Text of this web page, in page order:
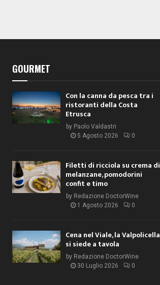
GOURMET
Con la canna da pesca tra i
ristoranti della Costa
Etrusca
by Paolo Valdastri
5 Agosto 2026
0
Filetti di ricciola su crema di
melanzane, pomodorini
confit e timo
by Redazione DoctorWine
1 Agosto 2026
0
Cena nel Viale, la Valpolicella
si siede a tavola
by Redazione DoctorWine
30 Luglio 2026
0